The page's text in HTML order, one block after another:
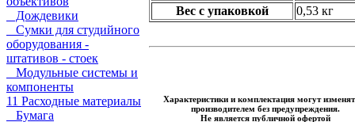
Дождевики
Сумки для студийного
оборудования -
штативов - стоек
Модульные системы и
компоненты
11 Расходные материалы
Бумага
Вес с упаковкой
0,53 кг
Характеристики и комплектация могут
производителем без предупреждения.
Не является публичной офертой